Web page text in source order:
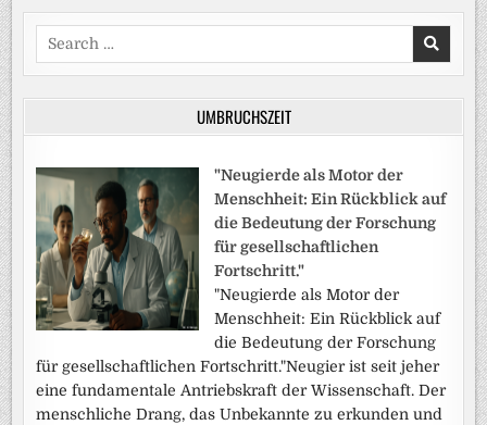
Search
for:
UMBRUCHSZEIT
"Neugierde als Motor der
Menschheit: Ein Rückblick auf
die Bedeutung der Forschung
für gesellschaftlichen
Fortschritt."
"Neugierde als Motor der
Menschheit: Ein Rückblick auf
die Bedeutung der Forschung
für gesellschaftlichen Fortschritt."Neugier ist seit jeher
eine fundamentale Antriebskraft der Wissenschaft. Der
menschliche Drang, das Unbekannte zu erkunden und